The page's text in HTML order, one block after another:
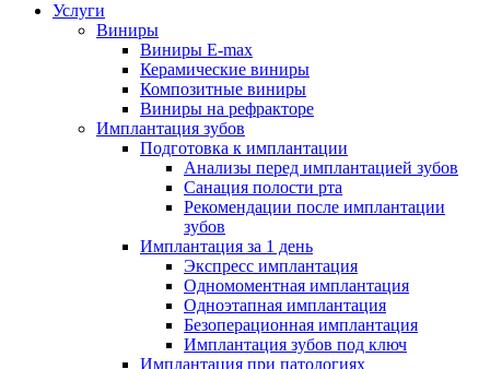
Услуги
Виниры
Виниры E-max
Керамические виниры
Композитные виниры
Виниры на рефракторе
Имплантация зубов
Подготовка к имплантации
Анализы перед имплантацией зубов
Санация полости рта
Рекомендации после имплантации
зубов
Имплантация за 1 день
Экспресс имплантация
Одномоментная имплантация
Одноэтапная имплантация
Безоперационная имплантация
Имплантация зубов под ключ
Имплантация при патологиях